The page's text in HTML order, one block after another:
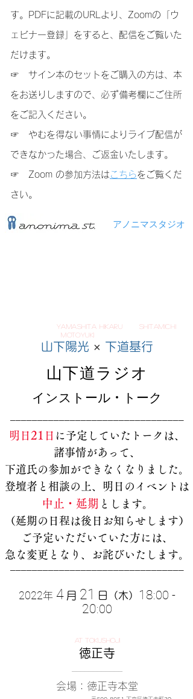
す。PDFに記載のURLより、Zoomの「ウ
ェビナー登録」をすると、配信をご覧いた
だけます。
☞ サイン本のセットをご購入の方は、 本
をお送りしますので、必ず備考欄にご住所
をご記入ください。
☞ やむを得ない事情によりライブ配信が
できなかった場合、ご返金いたします。
☞ Zoom の参加方法は こちらをご覧くだ
さい。
アノニマスタジオ
YAMASHITA HiKARU sHITaMICHI
mOtoYUKI
山下陽光 × 下道基行
山下道ラジオ
インストール ・ トーク
────────────────────────────────
明日 21 日 に予定していたトークは、​
諸事情があって、
下道氏の参加ができなくなりました。
登壇者と相談の上、明日のイベントは
中止・延期 とします。
（延期の日程は後日お知らせします）
ご予定いただいていた方には、
急な変更となり、お詫びいたします。
────────────────────────────────
2022年 4 月 21 日（木） 18:00 -
20:00
at TOKUSHOJI
徳正寺
────────────
会場 ：徳正寺本堂